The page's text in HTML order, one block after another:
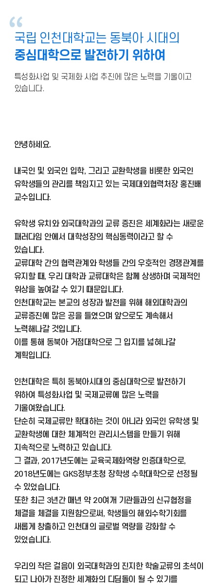
국립 인천대학교는 동북아 시대의
중심대학으로 발전하기 위하여
특성화사업 및 국제화 사업 추진에 많은 노력을 기울이고
있습니다.
안녕하세요.
내국인 및 외국인 입학, 그리고 교환학생을 비롯한 외국인
유학생들의 관리를 책임지고 있는 국제대외협력처장 홍진배
교수입니다.
유학생 유치와 외국대학과의 교류 증진은 세계화라는 새로운
패러다임 안에서 대학성장의 핵심동력이라고 할 수
있습니다.
교류대학 간의 협력관계와 학생들 간의 우호적인 경쟁관계를
유지할 때, 우리 대학과 교류대학은 함께 상생하며 국제적인
위상을 높여갈 수 있기 때문입니다.
인천대학교는 본교의 성장과 발전을 위해 해외대학과의
교류증진에 많은 공을 들였으며 앞으로도 계속해서
노력해나갈 것입니다.
이를 통해 동북아 거점대학으로 그 입지를 넓혀나갈
계획입니다.
인천대학은 특히 동북아시대의 중심대학으로 발전하기
위하여 특성화사업 및 국제교류에 많은 노력을
기울여왔습니다.
단순히 국제교류만 확대하는 것이 아니라 외국인 유학생 및
교환학생에 대한 체계적인 관리시스템을 만들기 위해
지속적으로 노력하고 있습니다.
그 결과, 2017년도에는 교육국제화역량 인증대학으로,
2018년도에는 GKS정부초청 장학생 수학대학으로 선정될
수 있었습니다.
또한 최근 3년간 매년 약 20여개 기관들과의 신규협정을
체결을 체결을 지원함으로써, 학생들의 해외수학기회를
새롭게 창출하고 인천대의 글로벌 역량을 강화할 수
있었습니다.
우리의 작은 걸음이 외국대학과의 진지한 학술교류의 초석이
되고 나아가 진정한 세계화의 디딤돌이 될 수 있기를